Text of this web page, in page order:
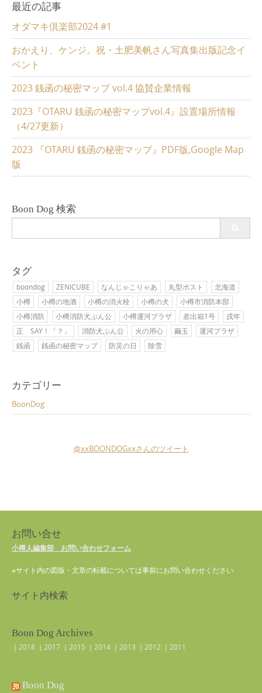
最近の記事
オダマキ倶楽部2024 #1
おかえり、ケンジ。祝・土肥美帆さん写真集出版記念イ
ベント
2023 銭函の秘密マップ vol.4 協賛企業情報
2023『OTARU 銭函の秘密マップvol.4』設置場所情報
（4/27更新）
2023 『OTARU 銭函の秘密マップ』PDF版,Google Map
版
Boon Dog 検索
タグ
boondog ZENICUBE なんじゃこりゃあ 丸型ポスト
北海道
小樽
小樽の地酒 小樽の消火栓 小樽の犬
小樽市消防本部
小樽消防
小樽消防犬ぶん公 小樽運河プラザ 差出箱1号
戌年
正 SAY！「？」
消防犬ぶん公 火の用心 繭玉
運河プラザ
銭函
銭函の秘密マップ 防災の日 除雪
カテゴリー
BoonDog
@xxBOONDOGxxさんのツイート
お問い合せ
小樽人編集部 お問い合わせフォーム
※サイト内の図版・文章の転載については事前にお問い合わせください
サイト内検索
Boon Dog Archives
｜ 2018 ｜ 2017 ｜ 2015 ｜ 2014 ｜ 2013 ｜ 2012 ｜ 2011
Boon Dog